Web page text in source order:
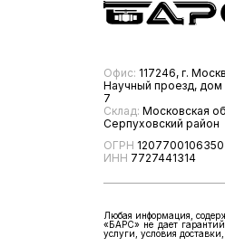
Офис: 117246, г.
Научный проезд, дом
7
Склад: Московская
Серпуховский район
ОГРН 1207700106350
ИНН 7727441314
Любая информация,
«БАРС» не дает гарантий
услуги, условия